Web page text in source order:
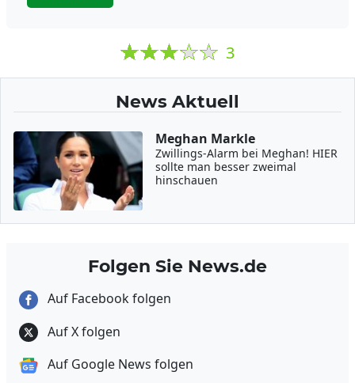
3
News Aktuell
Meghan Markle
Zwillings-Alarm bei Meghan! HIER
sollte man besser zweimal
hinschauen
Folgen Sie News.de
Auf Facebook folgen
Auf X folgen
Auf Google News folgen